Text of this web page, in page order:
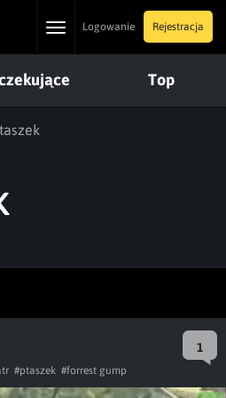
ToggleLogowanie Rejestracja
Top
1
#ptaszek #forrest gump